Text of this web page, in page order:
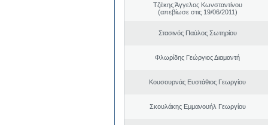
Τζέκης Άγγελος Κωνσταντίνου
(απεβίωσε στις 19/06/2011)
Στασινός Παύλος Σωτηρίου
Φλωρίδης Γεώργιος Διαμαντή
Κουσουρνάς Ευστάθιος Γεωργίου
Σκουλάκης Εμμανουήλ Γεωργίου